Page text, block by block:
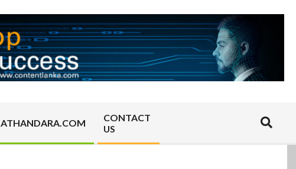
CONTACT
US
Search